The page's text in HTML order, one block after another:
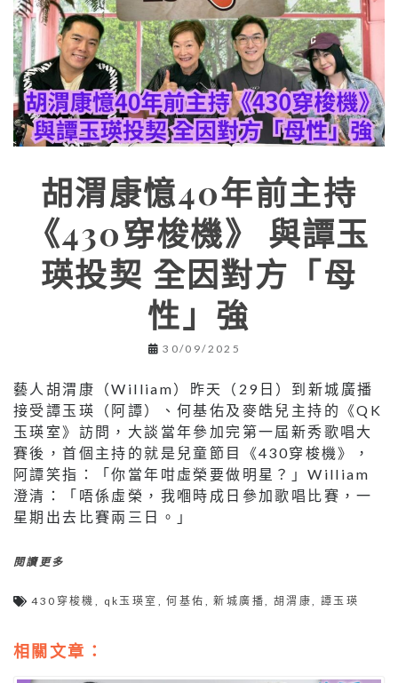
胡渭康憶40年前主持
《430穿梭機》 與譚玉
瑛投契 全因對方「母
性」強
30/09/2025
藝人胡渭康（William）昨天（29日）到新城廣播
接受譚玉瑛（阿譚）、何基佑及麥皓兒主持的《QK
玉瑛室》訪問，大談當年參加完第一屆新秀歌唱大
賽後，首個主持的就是兒童節目《430穿梭機》，
阿譚笑指：「你當年咁虛榮要做明星？」William
澄清：「唔係虛榮，我嗰時成日參加歌唱比賽，一
星期出去比賽兩三日。」
閱讀更多
430穿梭機 , qk玉瑛室 ,何基佑 ,新城廣播, 胡渭康, 譚玉瑛
相關文章：